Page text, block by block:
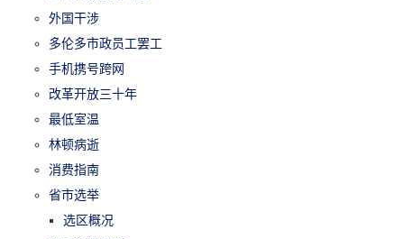
外国干涉
多伦多市政员工罢工
手机携号跨网
改革开放三十年
最低室温
林顿病逝
消费指南
省市选举
选区概况